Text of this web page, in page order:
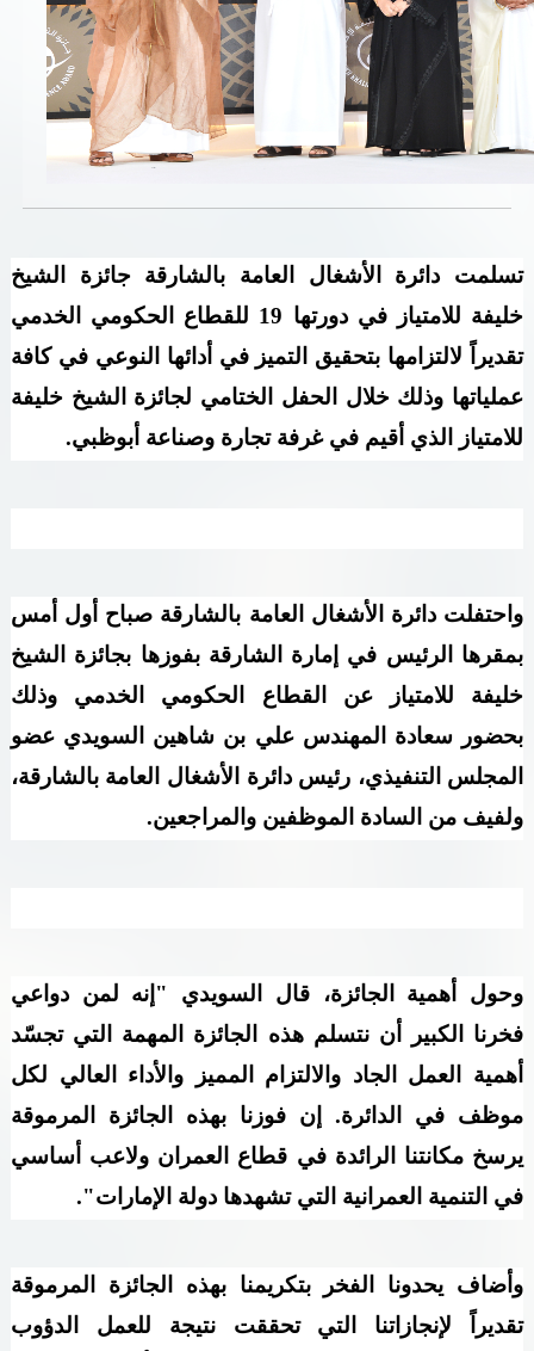
خدمات الدائرة
التحقق من حالة معاملة
خدمات الأفراد
خدمات الجهات الحكومية
خدمات الموظفين
المكتبة الإلكترونية
تسلمت دائرة الأشغال العامة بالشارقة جائزة الشيخ
خليفة للامتياز في دورتها 19 للقطاع الحكومي الخدمي
تقديراً لالتزامها بتحقيق التميز في أدائها النوعي في كافة
عملياتها وذلك خلال الحفل الختامي لجائزة الشيخ خليفة
للامتياز الذي أقيم في غرفة تجارة وصناعة أبوظبي.
واحتفلت دائرة الأشغال العامة بالشارقة صباح أول أمس
بمقرها الرئيس في إمارة الشارقة بفوزها بجائزة الشيخ
خليفة للامتياز عن القطاع الحكومي الخدمي وذلك
بحضور سعادة المهندس علي بن شاهين السويدي عضو
المجلس التنفيذي، رئيس دائرة الأشغال العامة بالشارقة،
ولفيف من السادة الموظفين والمراجعين.
وحول أهمية الجائزة، قال السويدي "إنه لمن دواعي
فخرنا الكبير أن نتسلم هذه الجائزة المهمة التي تجسّد
أهمية العمل الجاد والالتزام المميز والأداء العالي لكل
موظف في الدائرة. إن فوزنا بهذه الجائزة المرموقة
يرسخ مكانتنا الرائدة في قطاع العمران ولاعب أساسي
في التنمية العمرانية التي تشهدها دولة الإمارات."
وأضاف يحدونا الفخر بتكريمنا بهذه الجائزة المرموقة
تقديراً لإنجازاتنا التي تحققت نتيجة للعمل الدؤوب